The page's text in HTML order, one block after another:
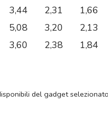
3,44 2,31 1,66
5,08 3,20 2,13
3,60 2,38 1,84
del gadget